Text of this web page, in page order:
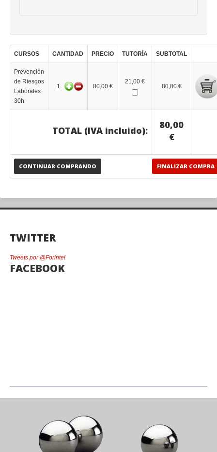
CURSOS CANTIDAD PRECIO TUTORÍA SUBTOTAL
CONTINUAR COMPRANDO FINALIZAR COMPRA
Prevención
de Riesgos
Laborales
30h
1 80,00 €
21,00 €
80,00 €
TOTAL (IVA incluido):
80,00
€
TWITTER
Tweets por @Forintel
FACEBOOK